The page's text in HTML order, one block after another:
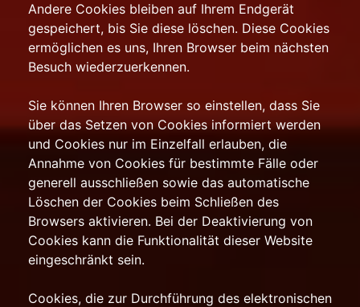
Andere Cookies bleiben auf Ihrem Endgerät
gespeichert, bis Sie diese löschen. Diese Cookies
ermöglichen es uns, Ihren Browser beim nächsten
Besuch wiederzuerkennen.
Sie können Ihren Browser so einstellen, dass Sie
über das Setzen von Cookies informiert werden
und Cookies nur im Einzelfall erlauben, die
Annahme von Cookies für bestimmte Fälle oder
generell ausschließen sowie das automatische
Löschen der Cookies beim Schließen des
Browsers aktivieren. Bei der Deaktivierung von
Cookies kann die Funktionalität dieser Website
eingeschränkt sein.
Cookies, die zur Durchführung des elektronischen